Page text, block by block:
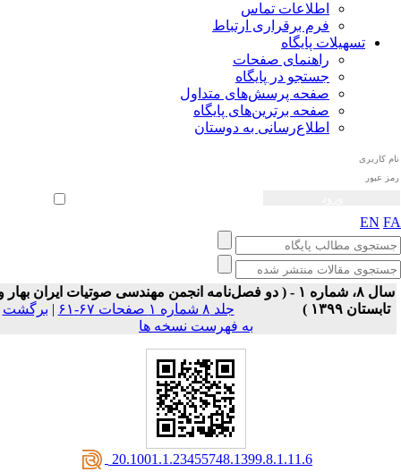
اطلاعات تماس
فرم برقراری ارتباط
تسهیلات پایگاه
راهنمای صفحات
جستجو در پایگاه
صفحه پرسش‌های متداول
صفحه برترین‌های پایگاه
اطلاع‌رسانی به دوستان
ورود خودکار
EN
سال ۸، شماره ۱ - ( دو فصل‌نامه انجمن مهندسی صوتیات ايران بهار و
تابستان ۱۳۹۹ )
جلد ۸ شماره ۱ صفحات ۶۷-۶۱ | برگشت
به فهرست نسخه ها
‎ 20.1001.1.23455748.1399.8.1.11.6